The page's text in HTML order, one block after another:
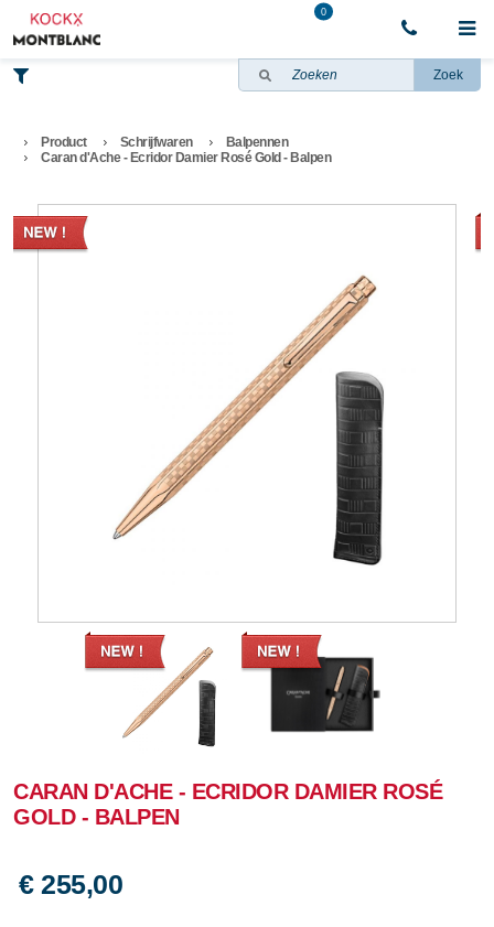
0
Zoek
Product Schrijfwaren
Balpennen
Caran d'Ache - Ecridor Damier Rosé Gold - Balpen
CARAN D'ACHE - ECRIDOR DAMIER ROSÉ
GOLD - BALPEN
€ 255,00